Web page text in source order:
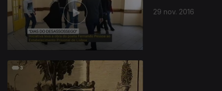
29 nov. 2016